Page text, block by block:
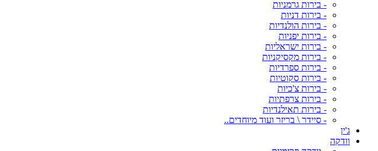
- בירות גרמניות
- בירות דניות
- בירות הולנדיות
- בירות יפניות
- בירות ישראליות
- בירות מקסיקניות
- בירות ספרדיות
- בירות סקוטיות
- בירות צ'כיות
- בירות צרפתיות
- בירות תאילנדיות
- סיידר \ בריזר ועוד מיוחדים..
ג'ין
וודקה